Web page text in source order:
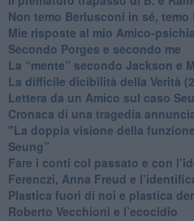
​Non temo Berlusconi in sé,
​Mie risposte al mio Amico-
​Secondo Porges e secondo me
​La “mente” secondo Jackson e
La difficile dicibilità della Verità
​Lettera da un Amico sul caso
​Cronaca di una tragedia
"​La doppia visione della
Seung”
​Fare i conti col passato e con
​Ferenczi, Anna Freud e
Plastica fuori di noi e plastica
​Roberto Vecchioni e l’ecocidio